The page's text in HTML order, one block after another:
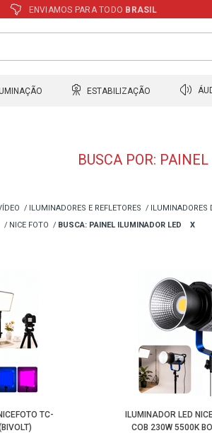
ENVIAMOS PARA TODO BRASIL
ESTABILIZAÇÃO
BUSCA POR:
ILUMINADORES E REFLETORES
ILUMINADORES
NICE FOTO BUSCA: PAINEL ILUMINADOR LED X
TC-
ILUMINADOR LED
COB 230W 5500K